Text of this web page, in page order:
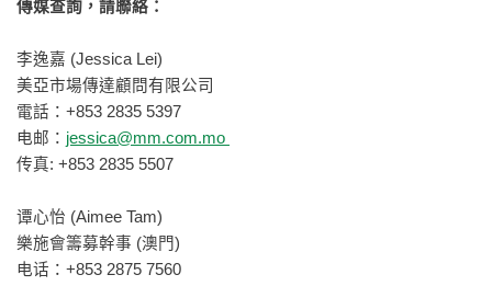
傳媒查詢，請聯絡：
李逸嘉 (Jessica Lei)
美亞市場傳達顧問有限公司
電話：+853 2835 5397
电邮： jessica@mm.com.mo
传真: +853 2835 5507
谭心怡 (Aimee Tam)
樂施會籌募幹事 (澳門)
电话：+853 2875 7560